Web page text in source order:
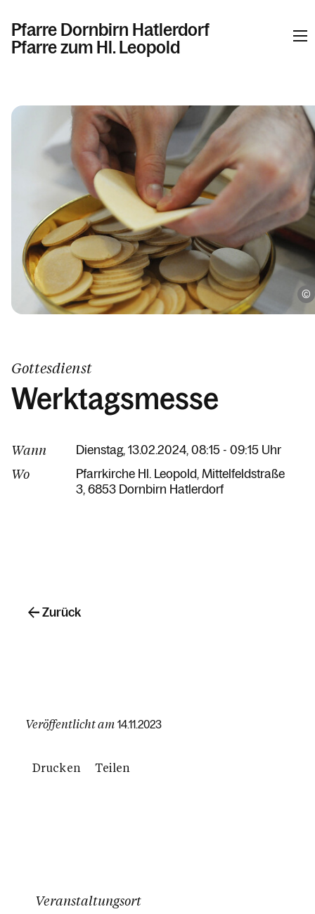
Pfarre Dornbirn Hatlerdorf
Pfarre zum Hl. Leopold
Kalender
Personen
Kontakt
Gottesdienst
Werktagsmesse
Wann Dienstag, 13.02.2024, 08:15 - 09:15 Uhr
Wo Pfarrkirche Hl. Leopold Mittelfeldstraße
3 6853 Dornbirn Hatlerdorf
Veröffentlicht am 14.11.2023
Drucken Teilen
Zurück
Veranstaltungsort